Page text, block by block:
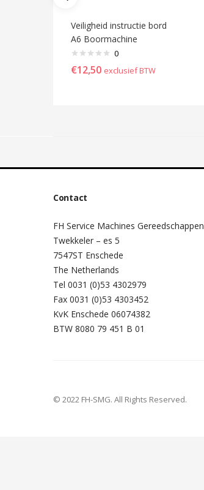
Veiligheid instructie bord
A6 Boormachine
0
€12,50 exclusief BTW
Contact
FH Service Machines Gereedschappen
Twekkeler – es 5
7547ST Enschede
The Netherlands
Tel 0031 (0)53 4302979
Fax 0031 (0)53 4303452
KvK Enschede 06074382
BTW 8080 79 451 B 01
© 2022 FH-SMG. All Rights Reserved.